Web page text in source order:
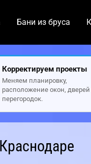
Бани из бруса
Корректируем проекты
Меняем планировку,
расположение окон, дверей
перегородок.